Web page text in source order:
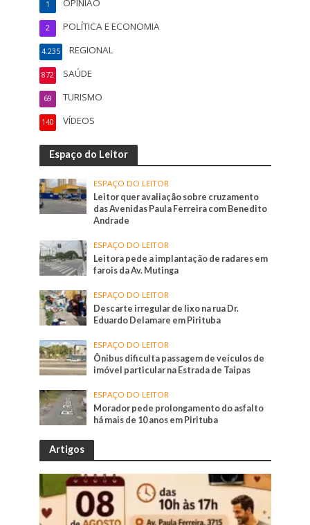
1
POLÍTICA E ECONOMIA
2
REGIONAL
4.235
SAÚDE
872
TURISMO
69
VÍDEOS
140
Espaço do Leitor
ESPAÇO DO LEITOR
Leitor quer avaliação sobre cruzamento
das Avenidas Paula Ferreira com Benedito
Andrade
ESPAÇO DO LEITOR
Leitora pede a implantação de radares em
farois da Av. Mutinga
ESPAÇO DO LEITOR
Descarte irregular de lixo na rua Dr.
Eduardo Delamare em Pirituba
ESPAÇO DO LEITOR
Ônibus dificulta passagem de veículos de
imóvel particular na Estrada de Taipas
ESPAÇO DO LEITOR
Morador pede prolongamento do asfalto
há mais de 10 anos em Pirituba
Artigos